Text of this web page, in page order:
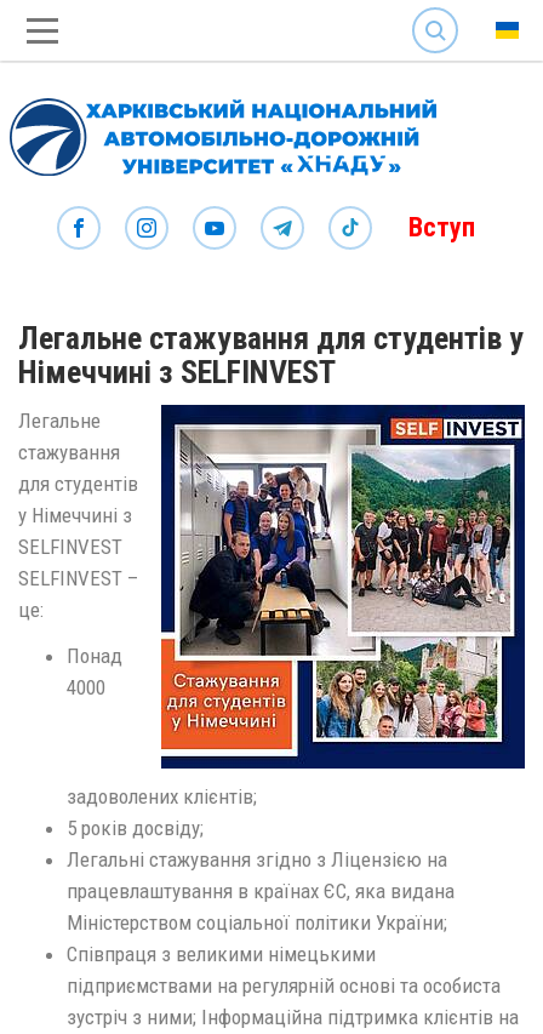
SEARCH
Вступ
Легальне стажування для студентів у
Німеччині з SELFINVEST
Легальне
стажування
для студентів
у Німеччині з
SELFINVEST
SELFINVEST –
це:
Понад
4000
задоволених клієнтів;
5 років досвіду;
Легальні стажування згідно з Ліцензією на
працевлаштування в країнах ЄС, яка видана
Міністерством соціальної політики України;
Співпраця з великими німецькими
підприємствами на регулярній основі та особиста
зустріч з ними; Інформаційна підтримка клієнтів на